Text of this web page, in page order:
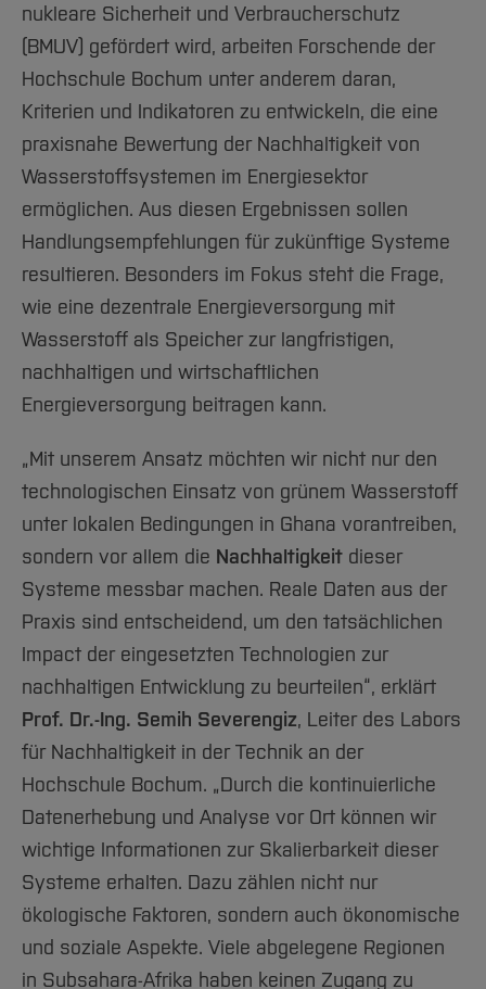
nukleare Sicherheit und Verbraucherschutz
(BMUV) gefördert wird, arbeiten Forschende der
Hochschule Bochum unter anderem daran,
Kriterien und Indikatoren zu entwickeln, die eine
praxisnahe Bewertung der Nachhaltigkeit von
Wasserstoffsystemen im Energiesektor
ermöglichen. Aus diesen Ergebnissen sollen
Handlungsempfehlungen für zukünftige Systeme
resultieren. Besonders im Fokus steht die Frage,
wie eine dezentrale Energieversorgung mit
Wasserstoff als Speicher zur langfristigen,
nachhaltigen und wirtschaftlichen
Energieversorgung beitragen kann.
„Mit unserem Ansatz möchten wir nicht nur den
technologischen Einsatz von grünem Wasserstoff
unter lokalen Bedingungen in Ghana vorantreiben,
sondern vor allem die Nachhaltigkeit dieser
Systeme messbar machen. Reale Daten aus der
Praxis sind entscheidend, um den tatsächlichen
Impact der eingesetzten Technologien zur
nachhaltigen Entwicklung zu beurteilen“, erklärt
Prof. Dr.-Ing. Semih Severengiz, Leiter des Labors
für Nachhaltigkeit in der Technik an der
Hochschule Bochum. „Durch die kontinuierliche
Datenerhebung und Analyse vor Ort können wir
wichtige Informationen zur Skalierbarkeit dieser
Systeme erhalten. Dazu zählen nicht nur
ökologische Faktoren, sondern auch ökonomische
und soziale Aspekte. Viele abgelegene Regionen
in Subsahara-Afrika haben keinen Zugang zu